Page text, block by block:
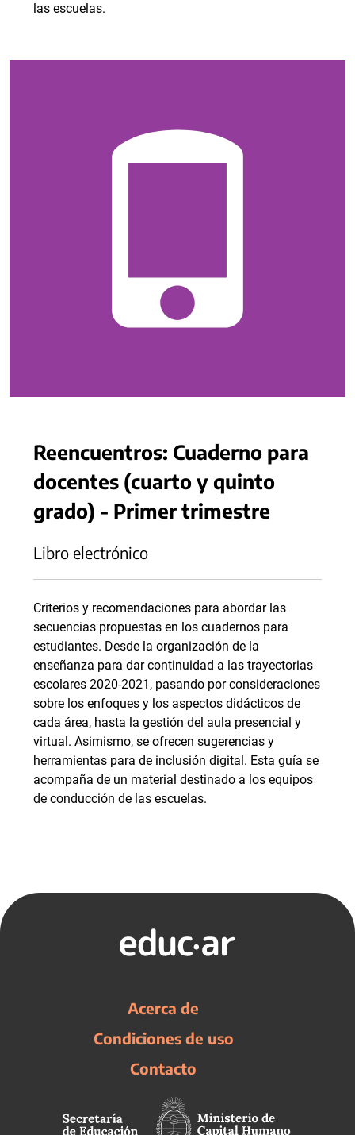
las escuelas.
Reencuentros: Cuaderno para
docentes (cuarto y quinto
grado) - Primer trimestre
Libro electrónico
Criterios y recomendaciones para abordar las
secuencias propuestas en los cuadernos para
estudiantes. Desde la organización de la
enseñanza para dar continuidad a las trayectorias
escolares 2020-2021, pasando por consideraciones
sobre los enfoques y los aspectos didácticos de
cada área, hasta la gestión del aula presencial y
virtual. Asimismo, se ofrecen sugerencias y
herramientas para de inclusión digital. Esta guía se
acompaña de un material destinado a los equipos
de conducción de las escuelas.
Acerca de
Condiciones de uso
Contacto